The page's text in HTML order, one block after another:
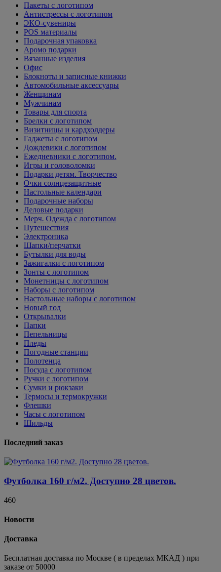
Пакеты с логотипом
Антистрессы с логотипом
ЭКО-сувениры
POS материалы
Подарочная упаковка
Аромо подарки
Вязанные изделия
Офис
Блокноты и записные книжки
Автомобильные аксессуары
Женщинам
Мужчинам
Товары для спорта
Брелки с логотипом
Визитницы и кардхолдеры
Гаджеты с логотипом
Дождевики с логотипом
Ежедневники с логотипом.
Игры и головоломки
Подарки детям. Творчество
Очки солнцезащитные
Настольные календари
Подарочные наборы
Деловые подарки
Мерч. Одежда с логотипом
Путешествия
Электроника
Шапки/перчатки
Бутылки для воды
Зажигалки с логотипом
Зонты с логотипом
Монетницы с логотипом
Наборы с логотипом
Настольные наборы с логотипом
Новый год
Открывалки
Папки
Пепельницы
Пледы
Погодные станции
Полотенца
Посуда с логотипом
Ручки с логотипом
Сумки и рюкзаки
Термосы и термокружки
Флешки
Часы с логотипом
Шильды
Последний заказ
Футболка 160 г/м2. Доступно 28 цветов.
460
Новости
Доставка
Бесплатная доставка по Москве ( в пределах МКАД ) при
заказе от 50000